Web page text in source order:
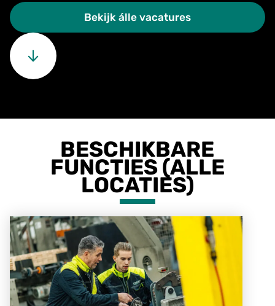
Bekijk álle vacatures
BESCHIKBARE
FUNCTIES (ALLE
LOCATIES)